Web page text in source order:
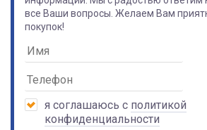
все Ваши вопросы. Желаем Вам
покупок!
я соглашаюсь с политикой
конфиденциальности